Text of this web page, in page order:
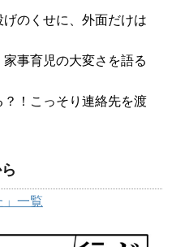
のくせに、外面だけは
事育児の大変さを語る
！こっそり連絡先を渡
」一覧